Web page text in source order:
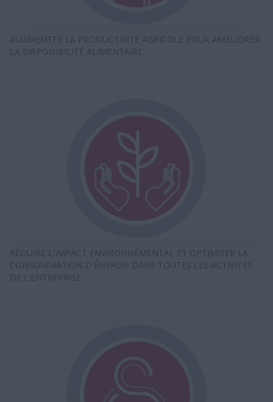
AUGMENTER LA PRODUCTIVITÉ AGRICOLE POUR AMÉLIORER
LA DISPONIBILITÉ ALIMENTAIRE
RÉDUIRE L'IMPACT ENVIRONNEMENTAL ET OPTIMISER LA
CONSOMMATION D'ÉNERGIE DANS TOUTES LES ACTIVITÉS
DE L'ENTREPRISE